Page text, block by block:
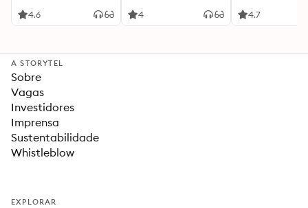
4.6 4 4.7
A STORYTEL
Sobre
Vagas
Investidores
Imprensa
Sustentabilidade
Whistleblow
EXPLORAR